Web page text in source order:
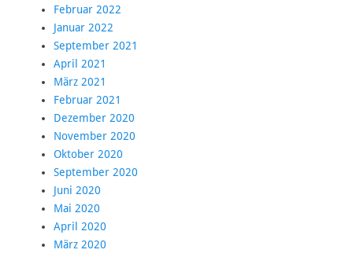
Februar 2022
Januar 2022
September 2021
April 2021
März 2021
Februar 2021
Dezember 2020
November 2020
Oktober 2020
September 2020
Juni 2020
Mai 2020
April 2020
März 2020